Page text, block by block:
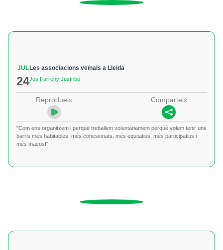
JUL
24
Les associacions veïnals a Lleida
Jos Farreny Justribó
Reprodueix Comparteix
"Com ens organitzem i perquè treballem voluntàriament perquè volem tenir uns
barris més habitables, més cohesionats, més equitatius, més participatius i
més macos!"